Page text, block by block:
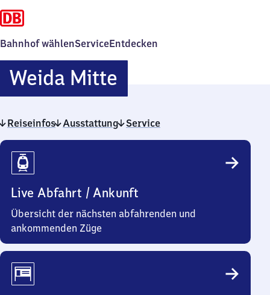
Bahnhof wählenServiceEntdecken
Weida MitteWeida
Mitte
Reiseinfos Ausstattung Service
Reiseinfos
Live Abfahrt / Ankunft
Übersicht der nächsten abfahrenden und
ankommenden Züge